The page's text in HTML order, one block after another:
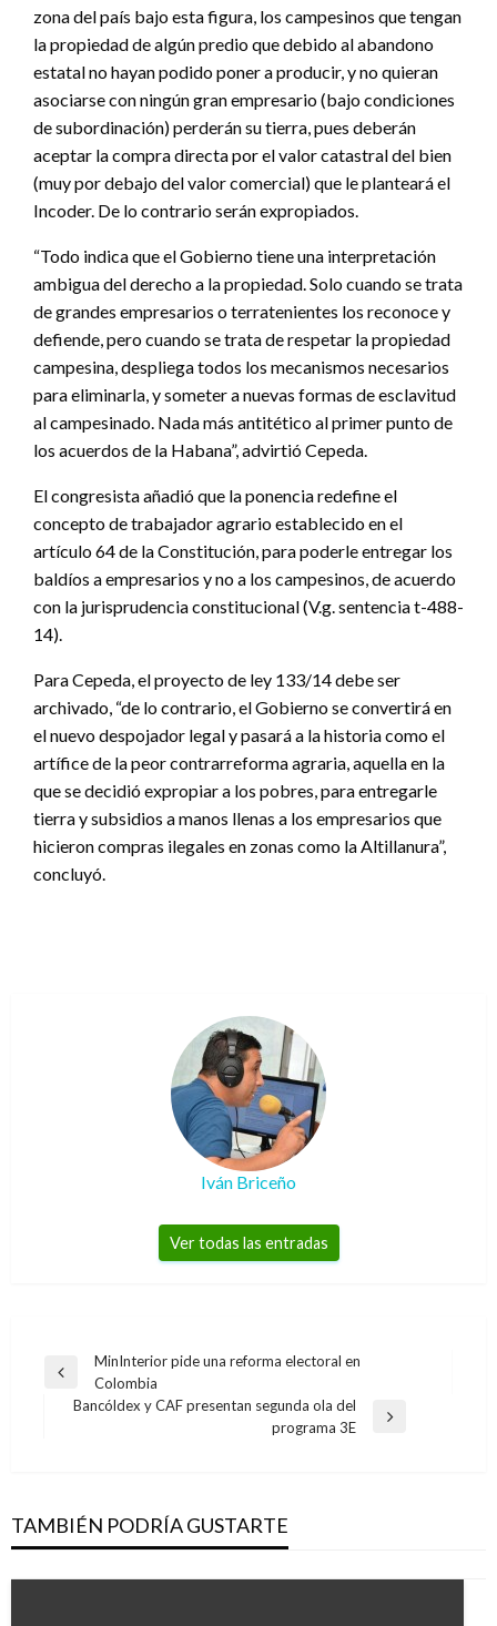
zona del país bajo esta figura, los campesinos que tengan
la propiedad de algún predio que debido al abandono
estatal no hayan podido poner a producir, y no quieran
asociarse con ningún gran empresario (bajo condiciones
de subordinación) perderán su tierra, pues deberán
aceptar la compra directa por el valor catastral del bien
(muy por debajo del valor comercial) que le planteará el
Incoder. De lo contrario serán expropiados.
“Todo indica que el Gobierno tiene una interpretación
ambigua del derecho a la propiedad. Solo cuando se trata
de grandes empresarios o terratenientes los reconoce y
defiende, pero cuando se trata de respetar la propiedad
campesina, despliega todos los mecanismos necesarios
para eliminarla, y someter a nuevas formas de esclavitud
al campesinado. Nada más antitético al primer punto de
los acuerdos de la Habana”, advirtió Cepeda.
El congresista añadió que la ponencia redefine el
concepto de trabajador agrario establecido en el
artículo 64 de la Constitución, para poderle entregar los
baldíos a empresarios y no a los campesinos, de acuerdo
con la jurisprudencia constitucional (V.g. sentencia t-488-
14).
Para Cepeda, el proyecto de ley 133/14 debe ser
archivado, “de lo contrario, el Gobierno se convertirá en
el nuevo despojador legal y pasará a la historia como el
artífice de la peor contrarreforma agraria, aquella en la
que se decidió expropiar a los pobres, para entregarle
tierra y subsidios a manos llenas a los empresarios que
hicieron compras ilegales en zonas como la Altillanura”,
concluyó.
Iván Briceño
Ver todas las entradas
Navegación
Entrada
anterior
MinInterior pide una reforma electoral en
Colombia
Bancóldex y CAF presentan segunda ola del
programa 3E
TAMBIÉN PODRÍA GUSTARTE